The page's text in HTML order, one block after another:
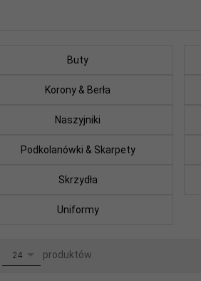
Buty
Korony & Berła
Naszyjniki
Podkolanówki & Skarpety
Skrzydła
Uniformy
pop24 produktów